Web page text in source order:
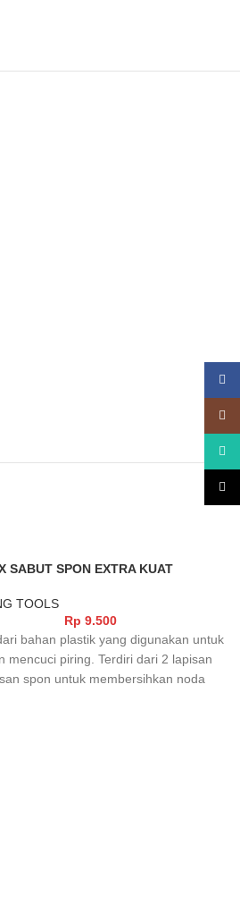
SABUT SPON EXTRA KUAT
TOOLS
Rp 9.500
bahan plastik yang digunakan untuk
mencuci piring. Terdiri dari 2 lapisan
spon untuk membersihkan noda